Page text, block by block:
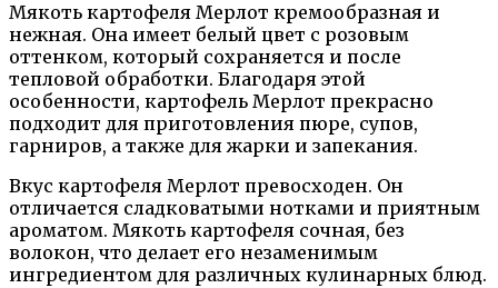
Мякоть картофеля Мерлот кремообразная и
нежная. Она имеет белый цвет с розовым
оттенком, который сохраняется и после
тепловой обработки. Благодаря этой
особенности, картофель Мерлот прекрасно
подходит для приготовления пюре, супов,
гарниров, а также для жарки и запекания.
Вкус картофеля Мерлот превосходен. Он
отличается сладковатыми нотками и приятным
ароматом. Мякоть картофеля сочная, без
волокон, что делает его незаменимым
ингредиентом для различных кулинарных блюд.